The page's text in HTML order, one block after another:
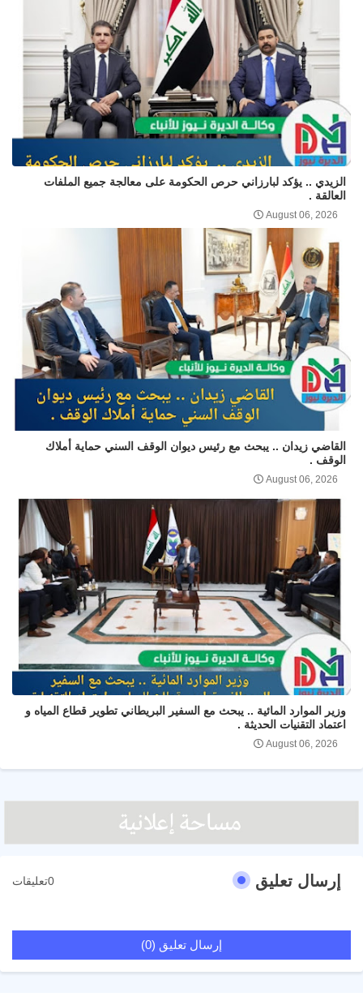
الزيدي .. يؤكد لبارزاني حرص الحكومة على معالجة جميع الملفات
العالقة .
August 06, 2026
القاضي زيدان .. يبحث مع رئيس ديوان الوقف السني حماية أملاك
الوقف .
August 06, 2026
وزير الموارد المائية .. يبحث مع السفير البريطاني تطوير قطاع المياه و
اعتماد التقنيات الحديثة .
August 06, 2026
إرسال تعليق 0تعليقات
إرسال تعليق (0)